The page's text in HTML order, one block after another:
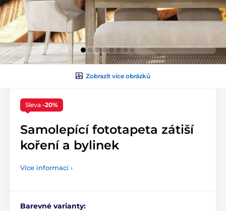
Zobrazit více obrázků
Sleva -20%
Samolepící fototapeta zátiší
koření a bylinek
Více informací ›
Barevné varianty: